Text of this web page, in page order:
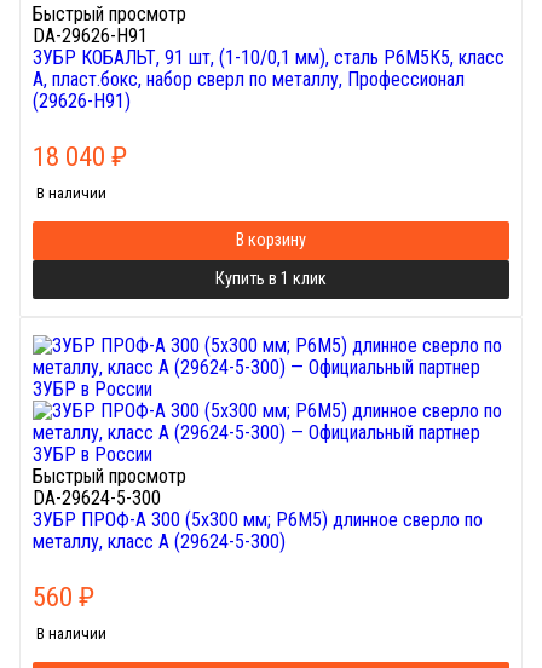
Быстрый просмотр
DA-29626-H91
ЗУБР КОБАЛЬТ, 91 шт, (1-10/0,1 мм), сталь Р6М5К5, класс
А, пласт.бокс, набор сверл по металлу, Профессионал
(29626-H91)
18 040 ₽
В наличии
В корзину
Купить в 1 клик
Быстрый просмотр
DA-29624-5-300
ЗУБР ПРОФ-А 300 (5х300 мм; Р6М5) длинное сверло по
металлу, класс А (29624-5-300)
560 ₽
В наличии